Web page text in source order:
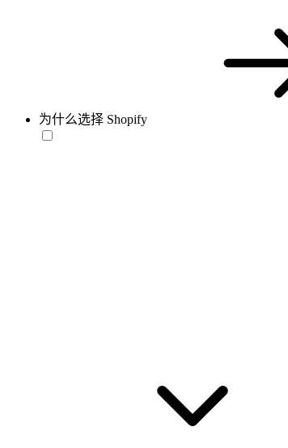
为什么选择 Shopify